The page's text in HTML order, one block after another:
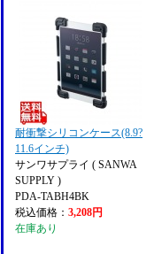
耐衝撃シリコンケース(8.9?
11.6インチ)
サンワサプライ ( SANWA
SUPPLY )
PDA-TABH4BK
税込価格： 3,208円
在庫あり